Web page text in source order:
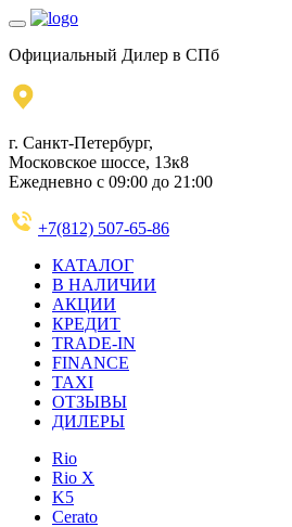
Официальный Дилер в СПб
г. Санкт-Петербург,
Московское шоссе, 13к8
Ежедневно с 09:00 до 21:00
+7(812) 507-65-86
КАТАЛОГ
В НАЛИЧИИ
АКЦИИ
КРЕДИТ
TRADE-IN
FINANCE
TAXI
ОТЗЫВЫ
ДИЛЕРЫ
Rio
Rio X
K5
Cerato